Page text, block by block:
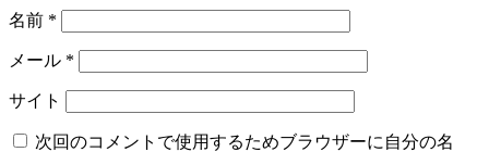
名前 *
メール *
サイト
次回のコメントで使用するためブラウザーに自分の名